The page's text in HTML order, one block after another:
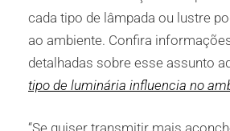
cada tipo de lâmpada ou lustre
ao ambiente. Confira
detalhadas sobre esse assunto
tipo de luminária influencia no